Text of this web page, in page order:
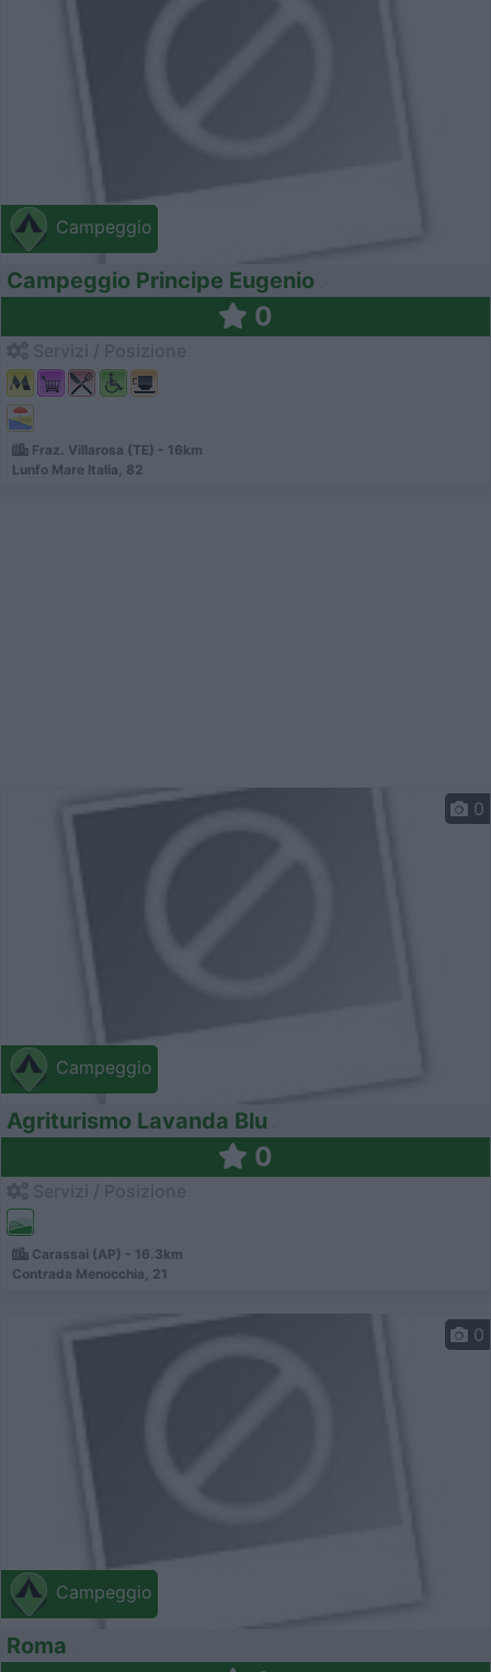
Campeggio
Campeggio Principe Eugenio
0
Fraz. Villarosa (TE) - 16km
Lunfo Mare Italia, 82
Campeggio
0
Agriturismo Lavanda Blu
0
Carassai (AP) - 16.3km
Contrada Menocchia, 21
Campeggio
0
Roma